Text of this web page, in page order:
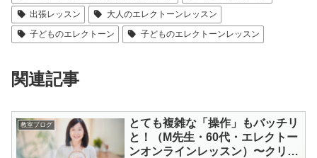
出張レッスン
大人のエレクトーンレッスン
子どものエレクトーン
子どものエレクトーンレッスン
関連記事
教室ブログ
とても複雑な「操作」もバッチリ
と！（M先生・60代・エレクトー
ンオンラインレッスン）〜クリス